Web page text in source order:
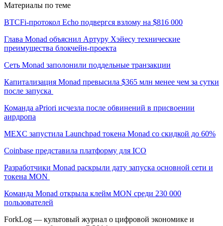
Материалы по теме
BTCFi-протокол Echo подвергся взлому на $816 000
Глава Monad объяснил Артуру Хэйесу технические
преимущества блокчейн-проекта
Сеть Monad заполонили поддельные транзакции
Капитализация Monad превысила $365 млн менее чем за сутки
после запуска
Команда aPriori исчезла после обвинений в присвоении
аирдропа
MEXC запустила Launchpad токена Monad со скидкой до 60%
Coinbase представила платформу для ICO
Разработчики Monad раскрыли дату запуска основной сети и
токена MON
Команда Monad открыла клейм MON среди 230 000
пользователей
ForkLog — культовый журнал о цифровой экономике и